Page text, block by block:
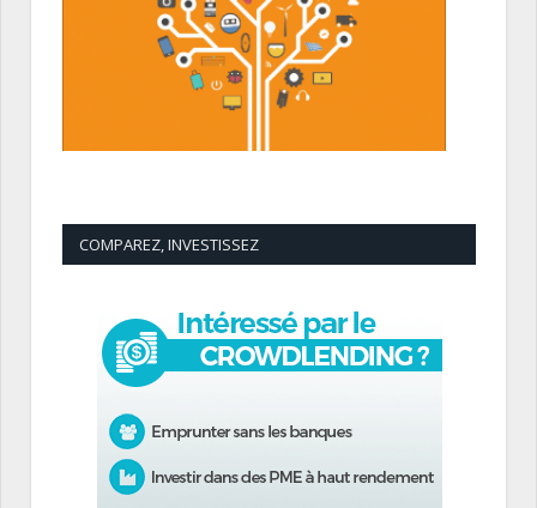
COMPAREZ, INVESTISSEZ